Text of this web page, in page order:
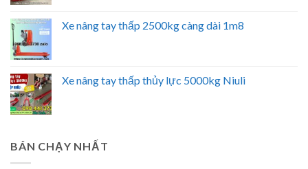
Xe nâng tay thấp 2500kg càng dài 1m8
Xe nâng tay thấp thủy lực 5000kg Niuli
BÁN CHẠY NHẤT